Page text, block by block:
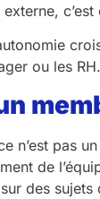
ou les RH.
n’est pas
de
des